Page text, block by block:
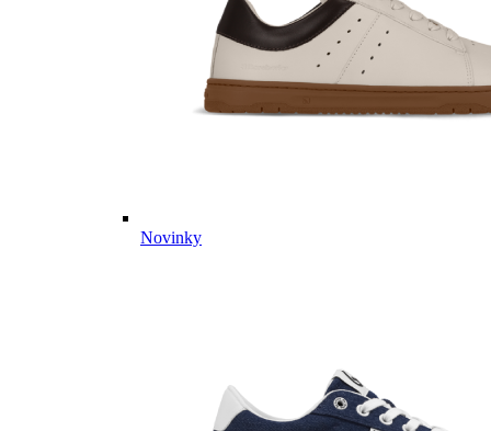
Novinky